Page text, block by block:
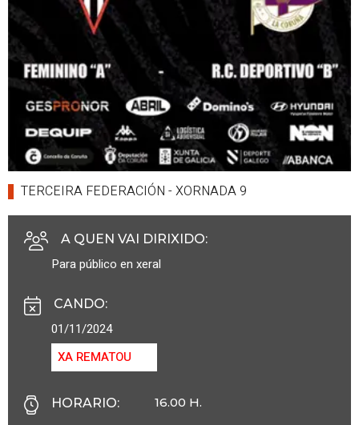
TERCEIRA FEDERACIÓN - XORNADA 9
A QUEN VAI DIRIXIDO:
Para público en xeral
CANDO:
01/11/2024
XA REMATOU
HORARIO: 16.00 H.